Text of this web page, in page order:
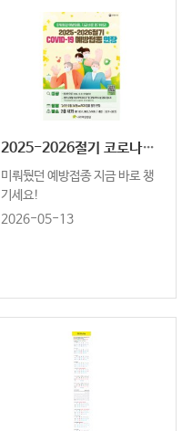
2025-2026절기 코로나-19 예방접종 연장
미뤄뒀던 예방접종 지금 바로 챙
기세요!
2026-05-13